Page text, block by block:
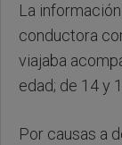
La
conductora
viajaba
edad; de 14 y
Por causas a